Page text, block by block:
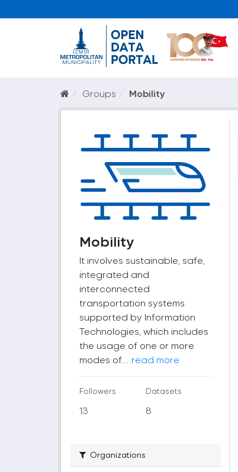
Groups Mobility
Mobility
It involves sustainable, safe,
integrated and
interconnected
transportation systems
supported by Information
Technologies, which includes
the usage of one or more
modes of... read more
Followers
13
Datasets
8
Organizations